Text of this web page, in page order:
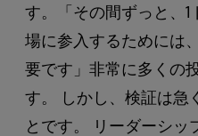
す。「その間ずっと、
場に参入するためには
要です」非常に多くの
す。 しかし、検証は急
とです。 リーダーシッ